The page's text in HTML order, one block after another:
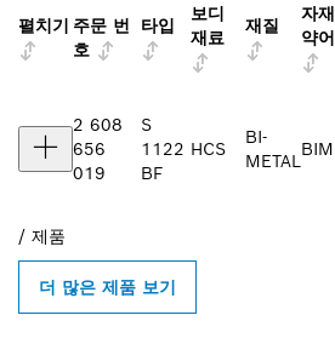
펼치기 주문 번
호
타입
보디
재료
재질
자재
약어
2 608
656
019
S
1122
BF
HCS
BI-
METAL
BIM
/ 제품
더 많은 제품 보기